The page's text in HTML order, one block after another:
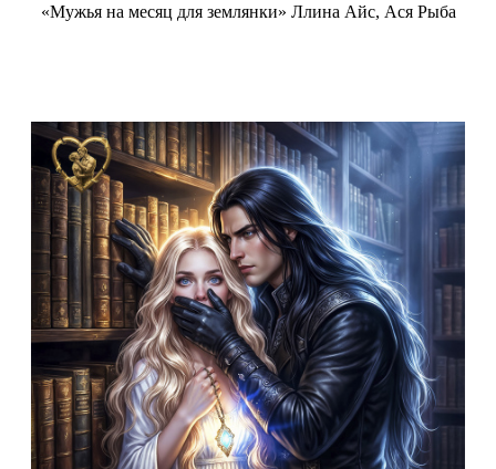
«Мужья на месяц для землянки» Ллина Айс, Ася Рыба